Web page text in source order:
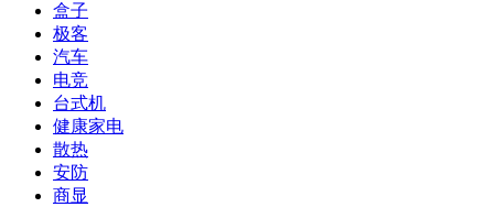
盒子
极客
汽车
电竞
台式机
健康家电
散热
安防
商显